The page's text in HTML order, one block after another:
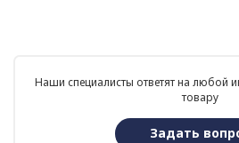
Наши специалисты ответят на любой
товару
Задать